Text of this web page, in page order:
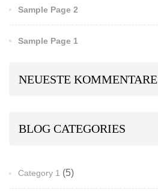
Sample Page 2
Sample Page 1
NEUESTE KOMMENTARE
BLOG CATEGORIES
Category 1 (5)